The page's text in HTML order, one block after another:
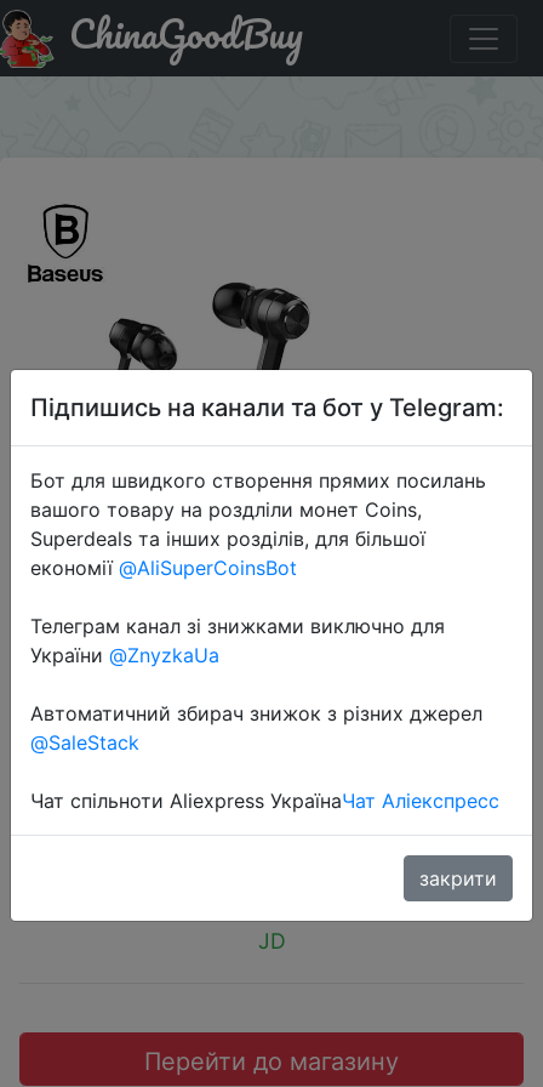
Купити на розпродажі Беспроводный Bluetooth-
наушник Baseus S06
ChinaGoodBuy
Беспроводный Bluetooth-наушник
Baseus S06
$11.99
JD
Перейти до магазину
Підпишись на канали та бот у Telegram:
Бот для швидкого створення прямих посилань
вашого товару на роздліли монет Coins,
Superdeals та інших розділів, для більшої
економії @AliSuperCoinsBot
Телеграм канал зі знижками виключно для
України @ZnyzkaUa
Автоматичний збирач знижок з різних джерел
@SaleStack
Чат спільноти Aliexpress УкраїнаЧат Аліекспресс
закрити